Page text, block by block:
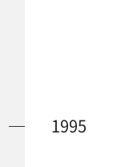
1995